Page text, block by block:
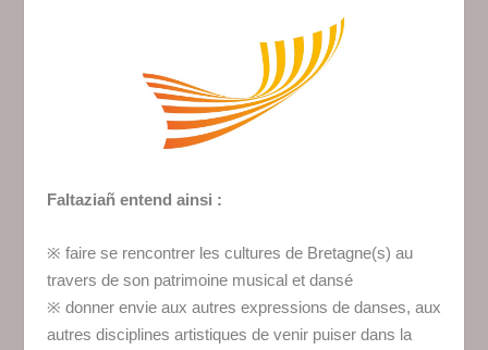
Faltaziañ entend ainsi :
※ faire se rencontrer les cultures de Bretagne(s) au
travers de son patrimoine musical et dansé
※ donner envie aux autres expressions de danses, aux
autres disciplines artistiques de venir puiser dans la